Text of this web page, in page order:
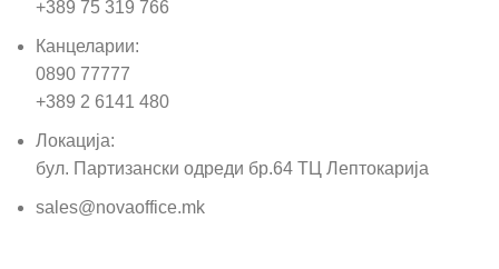
+389 75 319 766
Канцеларии:
0890 77777
+389 2 6141 480
Локација:
бул. Партизански одреди бр.64 ТЦ Лептокарија
sales@novaoffice.mk